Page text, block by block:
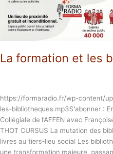
La formation et les
https://formaradio.fr/wp-content/
les-bibliotheques.mp3S'abonner :
Collégiale de l’AFFEN avec
THOT CURSUS La mutation des
livres au tiers-lieu social Les
une transformation majeure,